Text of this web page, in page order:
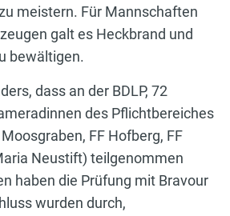
meistern. Für Mannschaften
galt es Heckbrand und
bewältigen.
dass an der BDLP, 72
des Pflichtbereiches
FF Hofberg, FF
Neustift) teilgenommen
haben die Prüfung mit Bravour
wurden durch,